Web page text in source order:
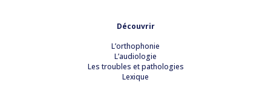
Découvrir
L’orthophonie
L’audiologie
Les troubles et pathologies
Lexique